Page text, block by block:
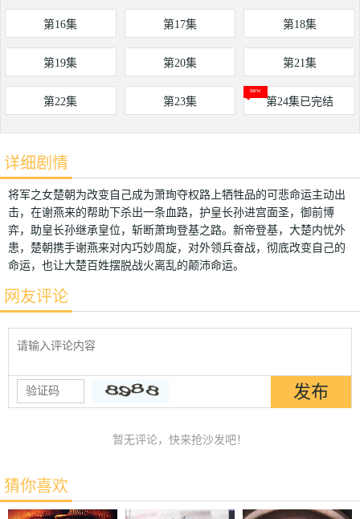
第16集 第17集 第18集
第19集 第20集 第21集
第22集 第23集 第24集已完结
详细剧情
将军之女楚朝为改变自己成为萧珣夺权路上牺牲品的可悲命运主动出
击，在谢燕来的帮助下杀出一条血路，护皇长孙进宫面圣，御前博
弈，助皇长孙继承皇位，斩断萧珣登基之路。新帝登基，大楚内忧外
患，楚朝携手谢燕来对内巧妙周旋，对外领兵奋战，彻底改变自己的
命运，也让大楚百姓摆脱战火离乱的颠沛命运。
网友评论
暂无评论，快来抢沙发吧！
猜你喜欢